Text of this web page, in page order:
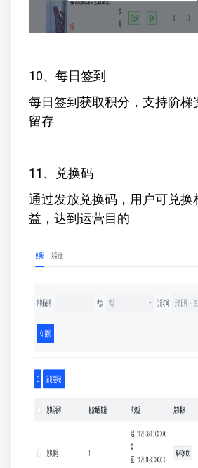
10、每日签到
每日签到获取积分，支持阶梯
留存
11、兑换码
通过发放兑换码，用户可兑换
益，达到运营目的